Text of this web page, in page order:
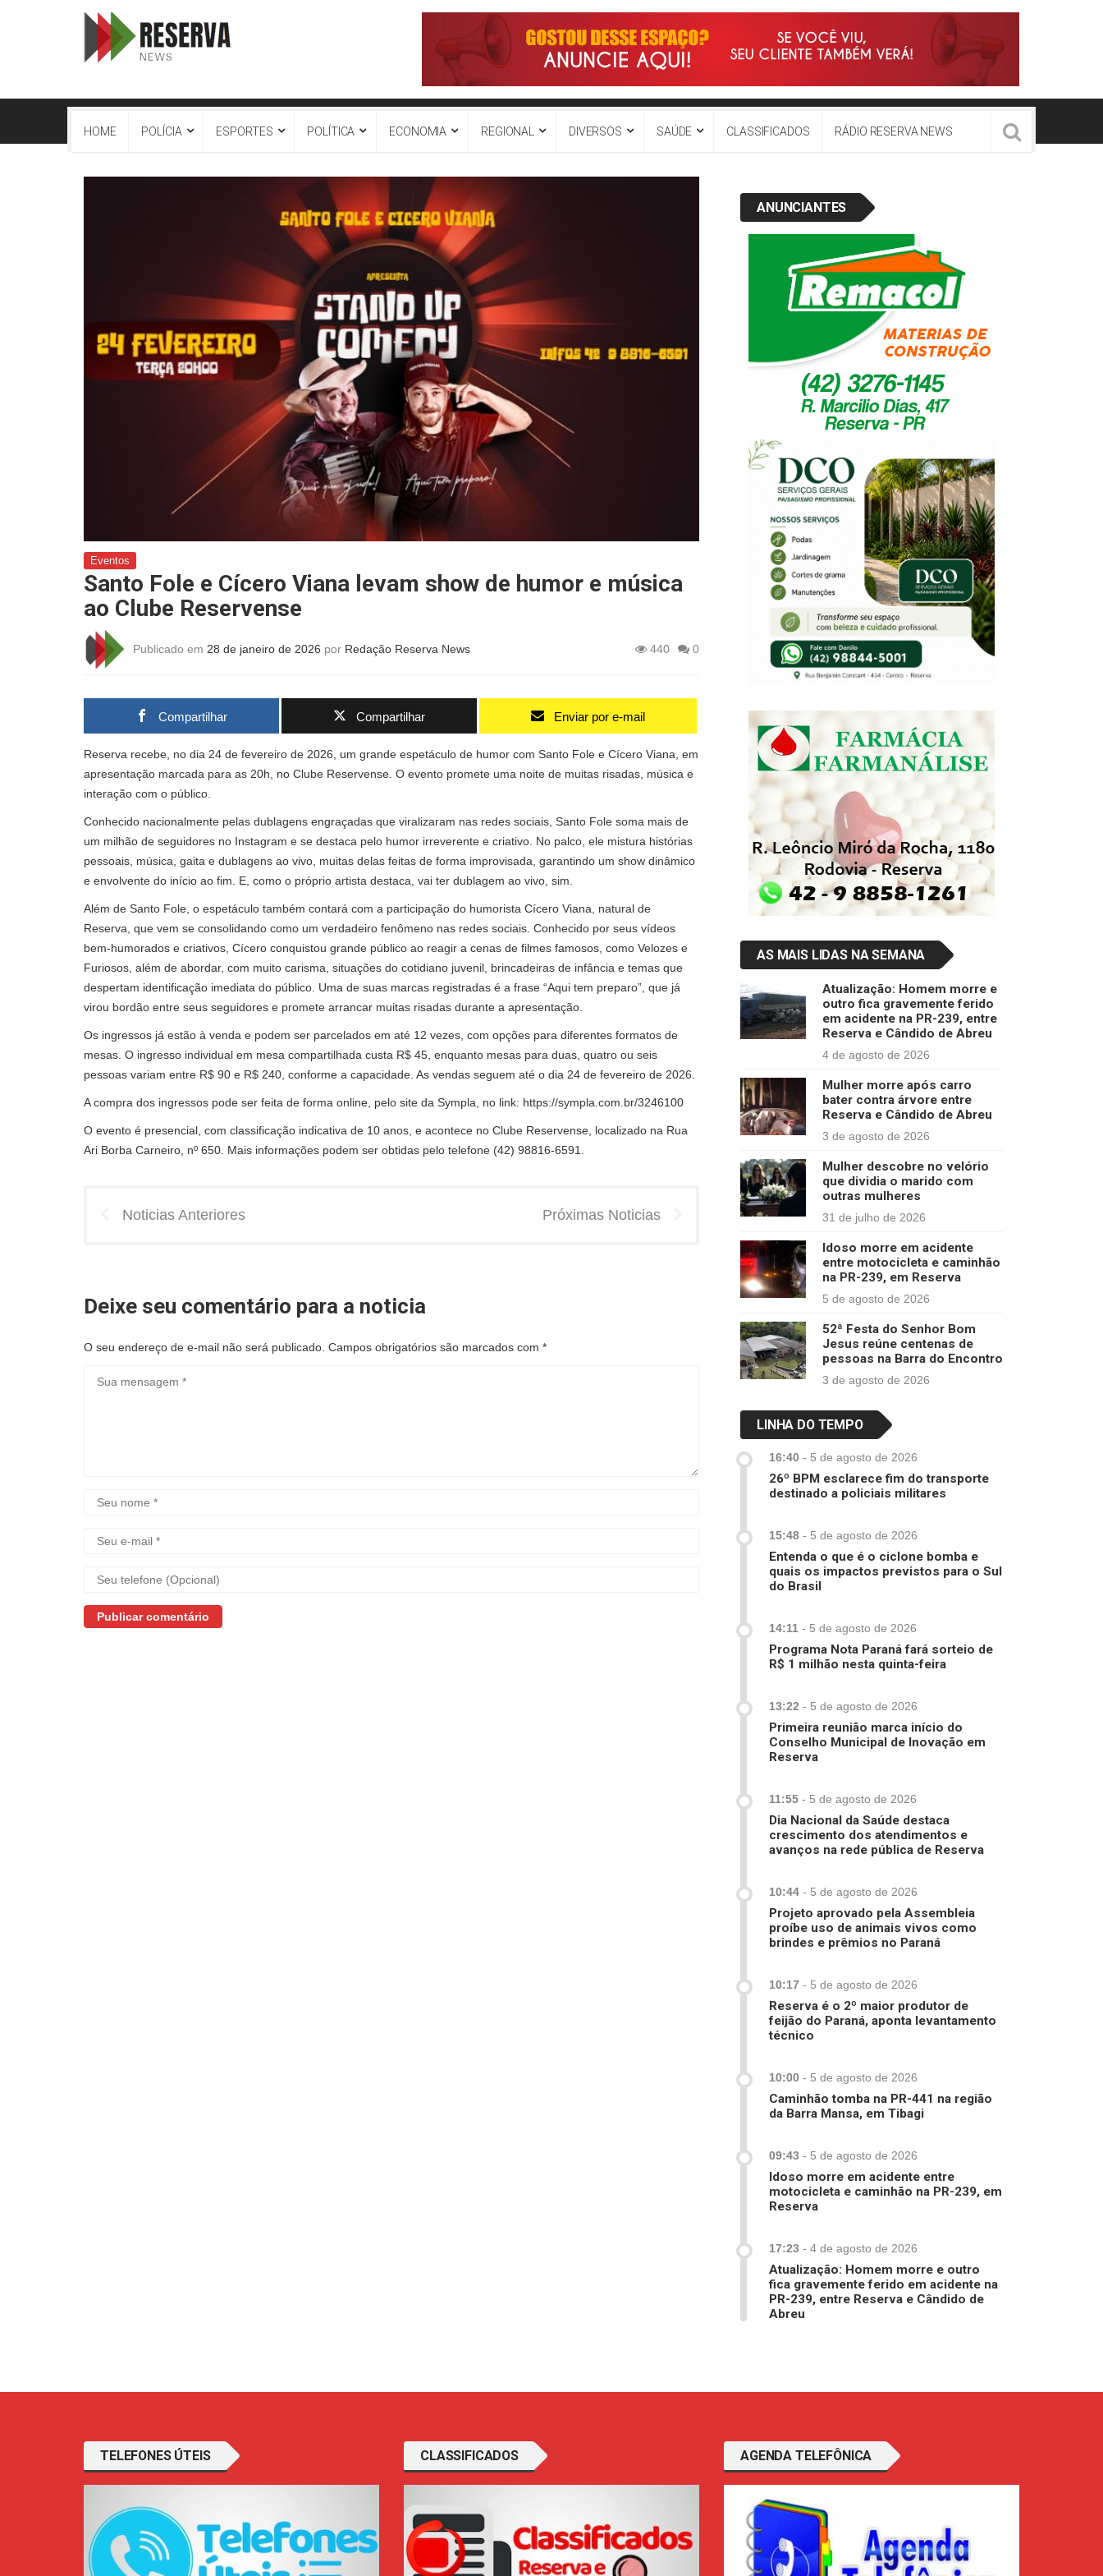
HOME POLÍCIA ESPORTES POLÍTICA ECONOMIA REGIONAL DIVERSOS SAÚDE CLASSIFICADOS RÁDIO RESERVA NEWS
Eventos
Santo Fole e Cícero Viana levam show de humor e música
ao Clube Reservense
Publicado em 28 de janeiro de 2026 por Redação Reserva News 440 0
Compartilhar Compartilhar Enviar por e-mail
Reserva recebe, no dia 24 de fevereiro de 2026, um grande espetáculo de humor com Santo Fole e Cícero Viana, em
apresentação marcada para as 20h, no Clube Reservense. O evento promete uma noite de muitas risadas, música e
interação com o público.
Conhecido nacionalmente pelas dublagens engraçadas que viralizaram nas redes sociais, Santo Fole soma mais de
um milhão de seguidores no Instagram e se destaca pelo humor irreverente e criativo. No palco, ele mistura histórias
pessoais, música, gaita e dublagens ao vivo, muitas delas feitas de forma improvisada, garantindo um show dinâmico
e envolvente do início ao fim. E, como o próprio artista destaca, vai ter dublagem ao vivo, sim.
Além de Santo Fole, o espetáculo também contará com a participação do humorista Cícero Viana, natural de
Reserva, que vem se consolidando como um verdadeiro fenômeno nas redes sociais. Conhecido por seus vídeos
bem-humorados e criativos, Cícero conquistou grande público ao reagir a cenas de filmes famosos, como Velozes e
Furiosos, além de abordar, com muito carisma, situações do cotidiano juvenil, brincadeiras de infância e temas que
despertam identificação imediata do público. Uma de suas marcas registradas é a frase “Aqui tem preparo”, que já
virou bordão entre seus seguidores e promete arrancar muitas risadas durante a apresentação.
Os ingressos já estão à venda e podem ser parcelados em até 12 vezes, com opções para diferentes formatos de
mesas. O ingresso individual em mesa compartilhada custa R$ 45, enquanto mesas para duas, quatro ou seis
pessoas variam entre R$ 90 e R$ 240, conforme a capacidade. As vendas seguem até o dia 24 de fevereiro de 2026.
A compra dos ingressos pode ser feita de forma online, pelo site da Sympla, no link: https://sympla.com.br/3246100
O evento é presencial, com classificação indicativa de 10 anos, e acontece no Clube Reservense, localizado na Rua
Ari Borba Carneiro, nº 650. Mais informações podem ser obtidas pelo telefone (42) 98816-6591.
Noticias Anteriores Próximas Noticias
Deixe seu comentário para a noticia
O seu endereço de e-mail não será publicado. Campos obrigatórios são marcados com *
ANUNCIANTES
AS MAIS LIDAS NA SEMANA
Atualização: Homem morre e
outro fica gravemente ferido
em acidente na PR-239, entre
Reserva e Cândido de Abreu
4 de agosto de 2026
Mulher morre após carro
bater contra árvore entre
Reserva e Cândido de Abreu
3 de agosto de 2026
Mulher descobre no velório
que dividia o marido com
outras mulheres
31 de julho de 2026
Idoso morre em acidente
entre motocicleta e caminhão
na PR-239, em Reserva
5 de agosto de 2026
52ª Festa do Senhor Bom
Jesus reúne centenas de
pessoas na Barra do Encontro
3 de agosto de 2026
LINHA DO TEMPO
16:40 - 5 de agosto de 2026
26º BPM esclarece fim do transporte
destinado a policiais militares
15:48 - 5 de agosto de 2026
Entenda o que é o ciclone bomba e
quais os impactos previstos para o Sul
do Brasil
14:11 - 5 de agosto de 2026
Programa Nota Paraná fará sorteio de
R$ 1 milhão nesta quinta-feira
13:22 - 5 de agosto de 2026
Primeira reunião marca início do
Conselho Municipal de Inovação em
Reserva
11:55 - 5 de agosto de 2026
Dia Nacional da Saúde destaca
crescimento dos atendimentos e
avanços na rede pública de Reserva
10:44 - 5 de agosto de 2026
Projeto aprovado pela Assembleia
proíbe uso de animais vivos como
brindes e prêmios no Paraná
10:17 - 5 de agosto de 2026
Reserva é o 2º maior produtor de
feijão do Paraná, aponta levantamento
técnico
10:00 - 5 de agosto de 2026
Caminhão tomba na PR-441 na região
da Barra Mansa, em Tibagi
09:43 - 5 de agosto de 2026
Idoso morre em acidente entre
motocicleta e caminhão na PR-239, em
Reserva
17:23 - 4 de agosto de 2026
Atualização: Homem morre e outro
fica gravemente ferido em acidente na
PR-239, entre Reserva e Cândido de
Abreu
TELEFONES ÚTEIS CLASSIFICADOS AGENDA TELEFÔNICA